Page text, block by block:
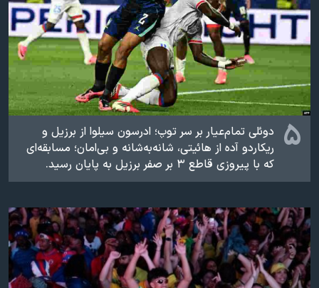
۵
دوئلی تمام‌عیار بر سر توپ؛ ادرسون سیلوا از برزیل و
ریکاردو آده از هائیتی، شانه‌به‌شانه و بی‌امان؛ مسابقه‌ای
که با پیروزی قاطع ۳ بر صفر برزیل به پایان رسید.